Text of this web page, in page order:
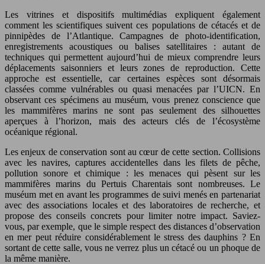
Les vitrines et dispositifs multimédias expliquent également
comment les scientifiques suivent ces populations de cétacés et de
pinnipèdes de l’Atlantique. Campagnes de photo-identification,
enregistrements acoustiques ou balises satellitaires : autant de
techniques qui permettent aujourd’hui de mieux comprendre leurs
déplacements saisonniers et leurs zones de reproduction. Cette
approche est essentielle, car certaines espèces sont désormais
classées comme vulnérables ou quasi menacées par l’UICN. En
observant ces spécimens au muséum, vous prenez conscience que
les mammifères marins ne sont pas seulement des silhouettes
aperçues à l’horizon, mais des acteurs clés de l’écosystème
océanique régional.
Les enjeux de conservation sont au cœur de cette section. Collisions
avec les navires, captures accidentelles dans les filets de pêche,
pollution sonore et chimique : les menaces qui pèsent sur les
mammifères marins du Pertuis Charentais sont nombreuses. Le
muséum met en avant les programmes de suivi menés en partenariat
avec des associations locales et des laboratoires de recherche, et
propose des conseils concrets pour limiter notre impact. Saviez-
vous, par exemple, que le simple respect des distances d’observation
en mer peut réduire considérablement le stress des dauphins ? En
sortant de cette salle, vous ne verrez plus un cétacé ou un phoque de
la même manière.